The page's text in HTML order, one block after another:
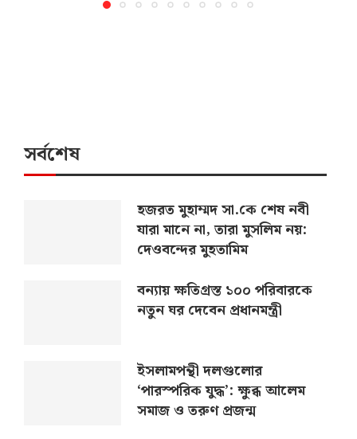
সর্বশেষ
হজরত মুহাম্মদ সা.কে শেষ নবী
যারা মানে না, তারা মুসলিম নয়:
দেওবন্দের মুহতামিম
বন্যায় ক্ষতিগ্রস্ত ১০০ পরিবারকে
নতুন ঘর দেবেন প্রধানমন্ত্রী
ইসলামপন্থী দলগুলোর
‘পারস্পরিক যুদ্ধ’: ক্ষুব্ধ আলেম
সমাজ ও তরুণ প্রজন্ম